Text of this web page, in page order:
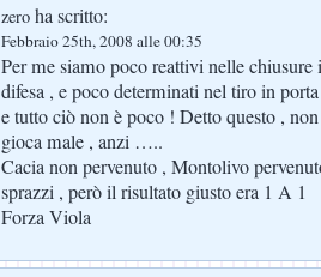
zero ha scritto:
Febbraio 25th, 2008 alle 00:35
Per me siamo poco reattivi nelle chiusure
difesa , e poco determinati nel tiro in porta
e tutto ciò non è poco ! Detto questo ,
gioca male , anzi …..
Cacia non pervenuto , Montolivo
sprazzi , però il risultato giusto era 1 A 1
Forza Viola